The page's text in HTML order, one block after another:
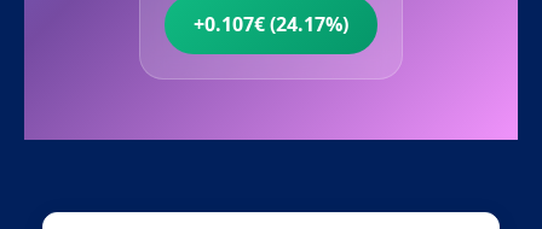
+0.107€ (24.17%)